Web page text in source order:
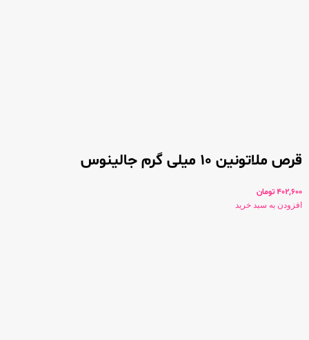
قرص ملاتونین 10 میلی گرم جالینوس
402,600 تومان
افزودن به سبد خرید